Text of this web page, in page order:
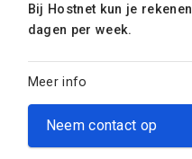
Bij Hostnet kun je
dagen per week.
Meer info
Neem contact op